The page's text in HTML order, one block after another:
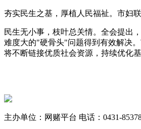
夯实民生之基，厚植人民福祉。市妇
民生无小事，枝叶总关情。全会提出
难度大的"硬骨头"问题得到有效解决
将不断链接优质社会资源，持续优化
主办单位：网赌平台 电话：0431-